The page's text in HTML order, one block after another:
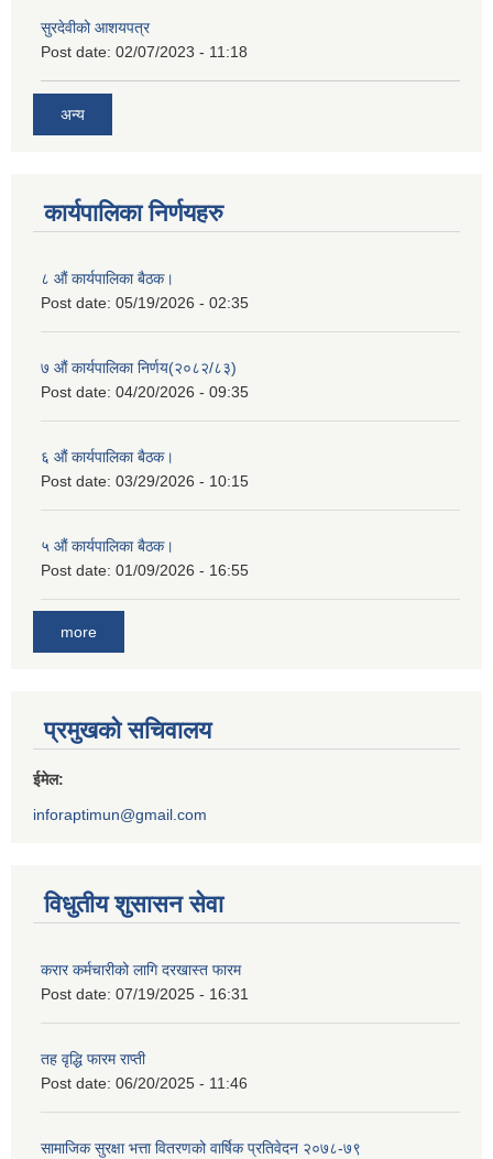
सुरदेवीको आशयपत्र
Post date: 02/07/2023 - 11:18
अन्य
कार्यपालिका निर्णयहरु
८ औं कार्यपालिका बैठक।
Post date: 05/19/2026 - 02:35
७ औं कार्यपालिका निर्णय(२०८२/८३)
Post date: 04/20/2026 - 09:35
६ औं कार्यपालिका बैठक।
Post date: 03/29/2026 - 10:15
५ औं कार्यपालिका बैठक।
Post date: 01/09/2026 - 16:55
more
प्रमुखको सचिवालय
ईमेल:
inforaptimun@gmail.com
विधुतीय शुसासन सेवा
करार कर्मचारीको लागि दरखास्त फारम
Post date: 07/19/2025 - 16:31
तह वृद्धि फारम राप्ती
Post date: 06/20/2025 - 11:46
सामाजिक सुरक्षा भत्ता वितरणको वार्षिक प्रतिवेदन २०७८-७९